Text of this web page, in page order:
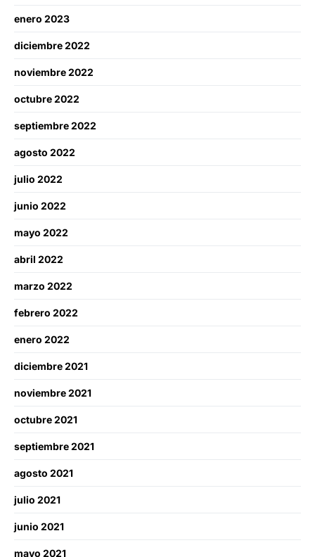
enero 2023
diciembre 2022
noviembre 2022
octubre 2022
septiembre 2022
agosto 2022
julio 2022
junio 2022
mayo 2022
abril 2022
marzo 2022
febrero 2022
enero 2022
diciembre 2021
noviembre 2021
octubre 2021
septiembre 2021
agosto 2021
julio 2021
junio 2021
mayo 2021